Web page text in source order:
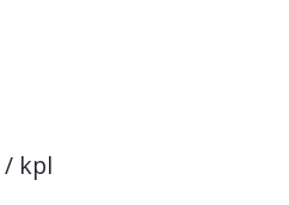
/ kpl